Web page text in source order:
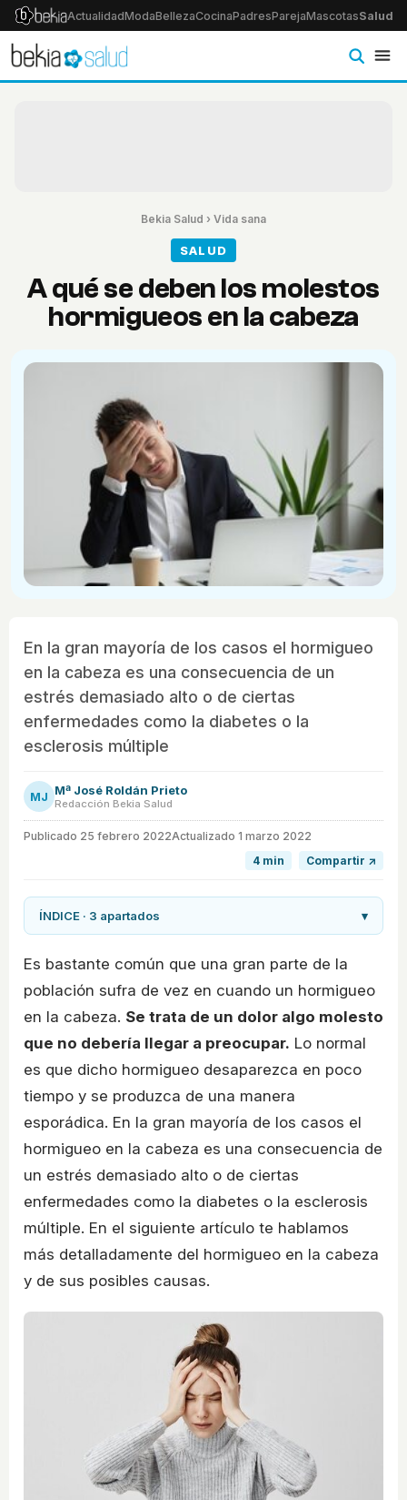
ActualidadModaBellezaCocinaPadresParejaMascotasSalud
Bekia Salud › Vida sana
SALUD
A qué se deben los molestos
hormigueos en la cabeza
En la gran mayoría de los casos el hormigueo
en la cabeza es una consecuencia de un
estrés demasiado alto o de ciertas
enfermedades como la diabetes o la
esclerosis múltiple
MJ Mª José Roldán Prieto
Redacción Bekia Salud
Publicado 25 febrero 2022Actualizado 1 marzo 2022
4 min
Compartir ↗
ÍNDICE · 3 apartados ▾
Es bastante común que una gran parte de la
población sufra de vez en cuando un hormigueo
en la cabeza. Se trata de un dolor algo molesto
que no debería llegar a preocupar. Lo normal
es que dicho hormigueo desaparezca en poco
tiempo y se produzca de una manera
esporádica. En la gran mayoría de los casos el
hormigueo en la cabeza es una consecuencia de
un estrés demasiado alto o de ciertas
enfermedades como la diabetes o la esclerosis
múltiple. En el siguiente artículo te hablamos
más detalladamente del hormigueo en la cabeza
y de sus posibles causas.